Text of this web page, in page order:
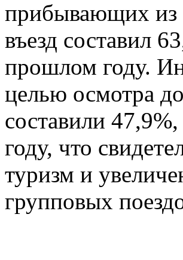
прибывающих из
въезд составил
прошлом году.
целью осмотра
составили
году, что
туризм и
групповых